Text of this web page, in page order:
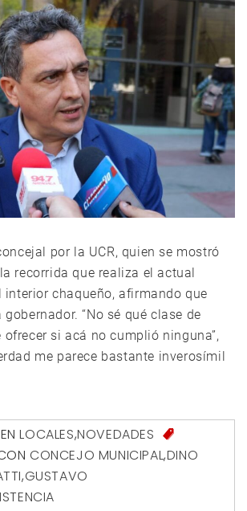
por la UCR, quien se mostró
recorrida que realiza el actual
interior chaqueño, afirmando que
“No sé qué clase de
ofrecer si acá no cumplió ninguna”,
me parece bastante inverosímil
LOCALES,NOVEDADES
CONCEJO MUNICIPAL,DINO
,GUSTAVO